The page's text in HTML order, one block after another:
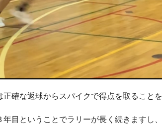
正確な返球からスパイクで得点を取ること
年目ということでラリーが長く続きますし